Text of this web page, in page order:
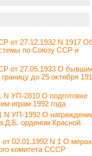
от 27.12.1932 N 1917
по Союзу ССР и
от 27.05.1933 О
до 25 октября
N УП-2810 О подготовке
играм 1992 года
N УП-1992 О
Д.Б. орденом Красной
02.01.1992 N 1 О
комитета СССР